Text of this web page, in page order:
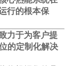
行的根本保
力于为客户提
的定制化解决